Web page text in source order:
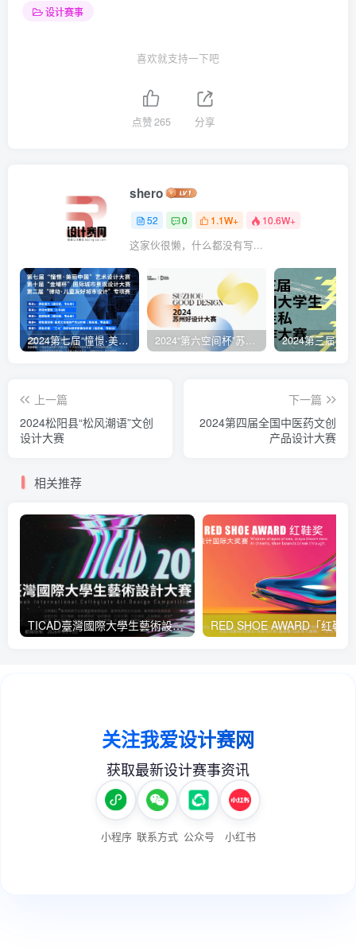
设计赛事
喜欢就支持一下吧
点赞265 分享
shero
52 0 1.1W+ 10.6W+
这家伙很懒，什么都没有写...
2024第七届“憧憬·美丽中国”艺术设计大赛、第十届“金埔杯”国际城市景观设计大赛、第二届“律动·儿童友好城市设计”专项赛 2024“第六空间杯”苏州好设计大赛
上一篇
2024松阳县“松风潮语”文创
设计大赛
下一篇
2024第四届全国中医药文创
产品设计大赛
相关推荐
TICAD臺灣國際大學生藝術設計大賽